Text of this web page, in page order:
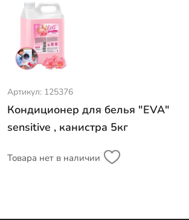
Артикул: 125376
Кондиционер для белья "EVA"
sensitive , канистра 5кг
Товара нет в наличии